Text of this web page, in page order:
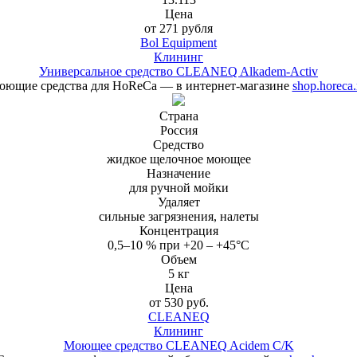
Цена
от 271 рубля
Bol Equipment
Клининг
Универсальное средство CLEANEQ Alkadem-Activ
средства для HoReCa — в интернет-магазине
Страна
Россия
Средство
жидкое щелочное моющее
Назначение
для ручной мойки
Удаляет
сильные загрязнения, налеты
Концентрация
0,5–10 % при +20 – +45°С
Объем
5 кг
Цена
от 530 руб.
CLEANEQ
Клининг
Моющее средство CLEANEQ Acidem C/K